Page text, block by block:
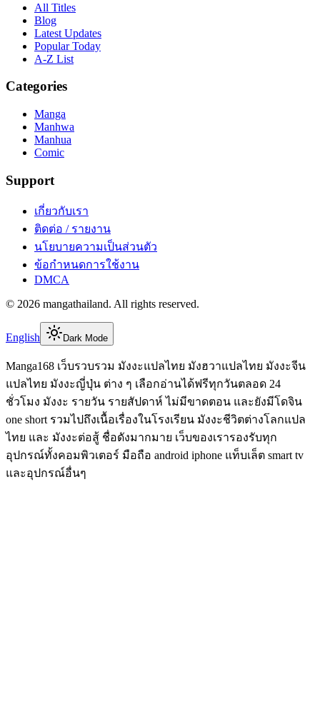
All Titles
Blog
Latest Updates
Popular Today
A-Z List
Categories
Manga
Manhwa
Manhua
Comic
Support
เกี่ยวกับเรา
ติดต่อ / รายงาน
นโยบายความเป็นส่วนตัว
ข้อกำหนดการใช้งาน
DMCA
© 2026 mangathailand. All rights reserved.
English Dark Mode
Manga168 เว็บรวบรวม มังงะแปลไทย มังฮวาแปลไทย มังงะจีน
แปลไทย มังงะญี่ปุ่น ต่าง ๆ เลือกอ่านได้ฟรีทุกวันตลอด 24
ชั่วโมง มังงะ รายวัน รายสัปดาห์ ไม่มีขาดตอน และยังมีโดจิน
one short รวมไปถึงเนื้อเรื่องในโรงเรียน มังงะชีวิตต่างโลกแปล
ไทย และ มังงะต่อสู้ ชื่อดังมากมาย เว็บของเรารองรับทุก
อุปกรณ์ทั้งคอมพิวเตอร์ มือถือ android iphone แท็บเล็ต smart tv
และอุปกรณ์อื่นๆ